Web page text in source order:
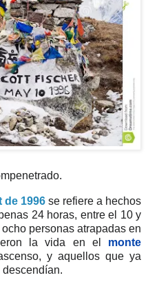
de 1996 se refiere a hechos
24 horas, entre el 10 y
personas atrapadas en
la vida en el monte
y aquellos que ya
descendían.